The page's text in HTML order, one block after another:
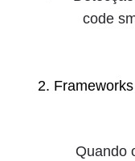
code
2.
Quando